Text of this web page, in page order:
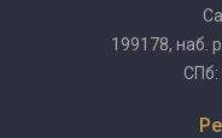
199178, наб.
СПб: